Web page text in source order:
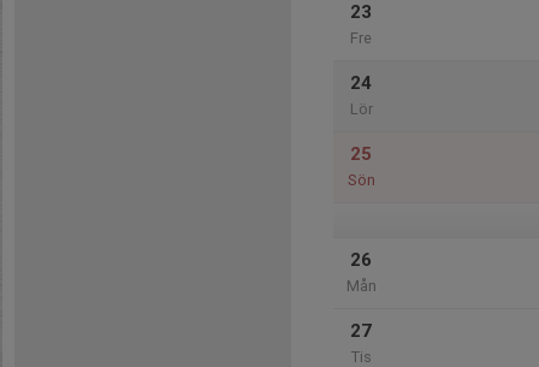
23
Fre
24
Lör
25
Sön
26
Mån
27
Tis